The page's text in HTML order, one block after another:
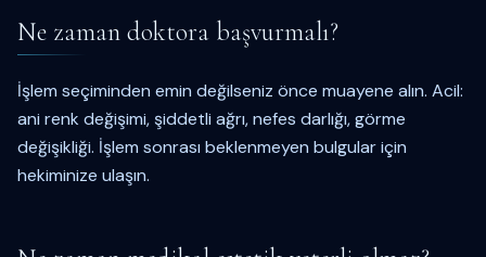
Ne zaman doktora başvurmalı?
İşlem seçiminden emin değilseniz önce muayene alın. Acil:
ani renk değişimi, şiddetli ağrı, nefes darlığı, görme
değişikliği. İşlem sonrası beklenmeyen bulgular için
hekiminize ulaşın.